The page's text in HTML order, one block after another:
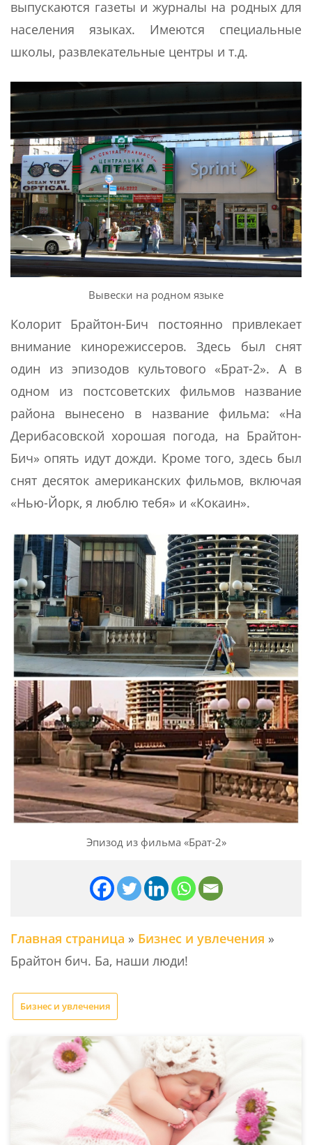
выпускаются газеты и журналы на родных для
населения языках. Имеются специальные
школы, развлекательные центры и т.д.
Вывески на родном языке
Колорит Брайтон-Бич постоянно привлекает
внимание кинорежиссеров. Здесь был снят
один из эпизодов культового «Брат-2». А в
одном из постсоветских фильмов название
района вынесено в название фильма: «На
Дерибасовской хорошая погода, на Брайтон-
Бич» опять идут дожди. Кроме того, здесь был
снят десяток американских фильмов, включая
«Нью-Йорк, я люблю тебя» и «Кокаин».
Эпизод из фильма «Брат-2»
Главная страница » Бизнес и увлечения »
Брайтон бич. Ба, наши люди!
Бизнес и увлечения